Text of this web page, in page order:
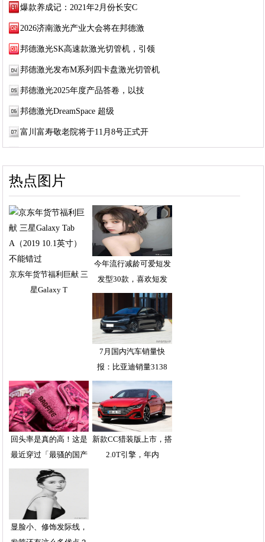
爆款养成记：2021年2月份长安C
2026济南激光产业大会将在邦德激
邦德激光SK高速款激光切管机，引领
邦德激光发布M系列四卡盘激光切管机
邦德激光2025年度产品答卷，以技
邦德激光DreamSpace 超级
富川富寿敬老院将于11月8号正式开
热点图片
京东年货节福利巨献 三
星Galaxy T
今年流行减龄可爱短发
发型30款，喜欢短发
7月国内汽车销量快
报：比亚迪销量3138
回头率是真的高！这是
最近穿过「最骚的国产
新款CC猎装版上市，搭
2.0T引擎，年内
显脸小、修饰发际线，